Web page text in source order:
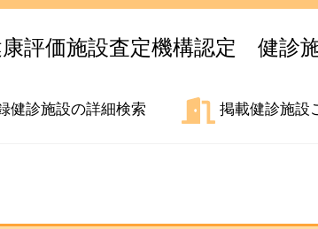
評価施設査定機構認定 健診
健診施設の詳細検索 掲載健診施設